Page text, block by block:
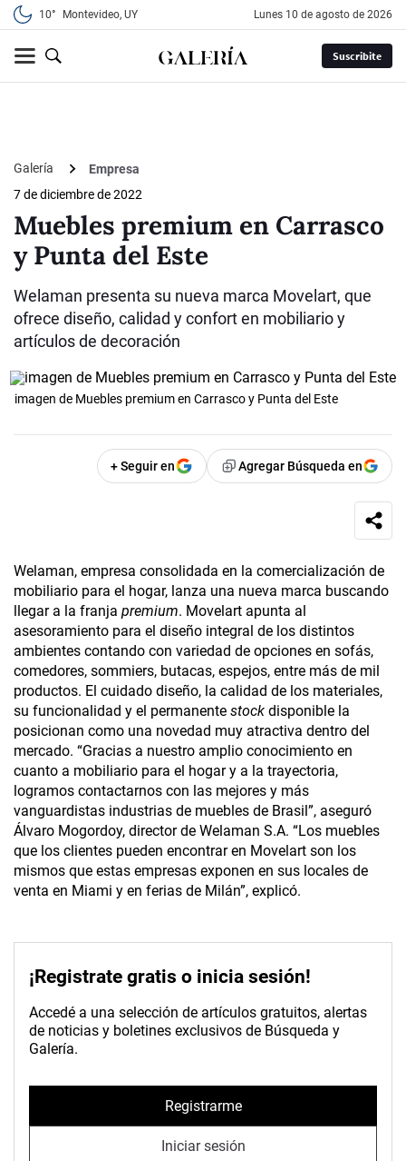
10° Montevideo, UY lunes 10 de agosto de 2026
Suscribite
Galería
Empresa
7 de diciembre de 2022
Muebles premium en Carrasco
y Punta del Este
Welaman presenta su nueva marca Movelart, que
ofrece diseño, calidad y confort en mobiliario y
artículos de decoración
imagen de Muebles premium en Carrasco y Punta del Este
+ Seguir en Agregar Búsqueda en
Welaman, empresa consolidada en la comercialización de
mobiliario para el hogar, lanza una nueva marca buscando
llegar a la franja premium. Movelart apunta al
asesoramiento para el diseño integral de los distintos
ambientes contando con variedad de opciones en sofás,
comedores, sommiers, butacas, espejos, entre más de mil
productos. El cuidado diseño, la calidad de los materiales,
su funcionalidad y el permanente stock disponible la
posicionan como una novedad muy atractiva dentro del
mercado. “Gracias a nuestro amplio conocimiento en
cuanto a mobiliario para el hogar y a la trayectoria,
logramos contactarnos con las mejores y más
vanguardistas industrias de muebles de Brasil”, aseguró
Álvaro Mogordoy, director de Welaman S.A. “Los muebles
que los clientes pueden encontrar en Movelart son los
mismos que estas empresas exponen en sus locales de
venta en Miami y en ferias de Milán”, explicó.
¡Registrate gratis o inicia sesión!
Accedé a una selección de artículos gratuitos, alertas
de noticias y boletines exclusivos de Búsqueda y
Galería.
Registrarme
Iniciar sesión